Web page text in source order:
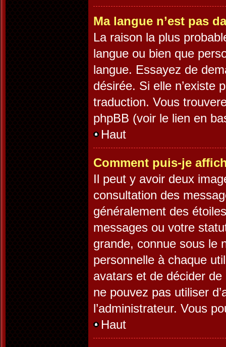
Ma langue n’est pas
La raison la plus
langue ou bien que
langue. Essayez de
désirée. Si elle n’existe
traduction. Vous
phpBB (voir le lien en
Haut
Comment puis-je
Il peut y avoir deux
consultation des
généralement des
messages ou votre
grande, connue sous le
personnelle à chaque
avatars et de décider
ne pouvez pas utiliser
l’administrateur. Vous
Haut